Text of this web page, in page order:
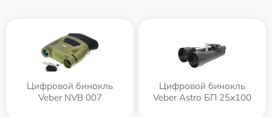
Цифровой бинокль
Veber NVB 007
Цифровой бинокль
Veber Astro БП 25x100